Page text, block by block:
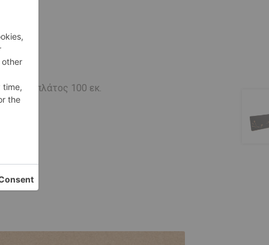
με πλάτος 100 εκ.